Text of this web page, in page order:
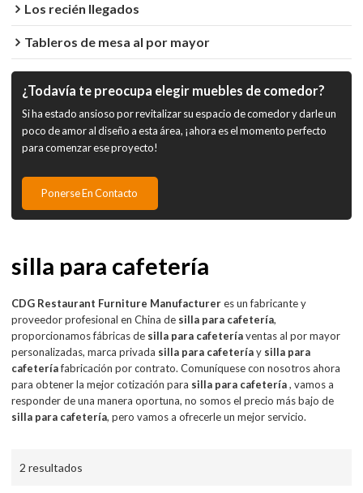
Los recién llegados
Tableros de mesa al por mayor
¿Todavía te preocupa elegir muebles de comedor?
Si ha estado ansioso por revitalizar su espacio de comedor y darle un
poco de amor al diseño a esta área, ¡ahora es el momento perfecto
para comenzar ese proyecto!
Ponerse En Contacto
silla para cafetería
CDG Restaurant Furniture Manufactureres un fabricante y
proveedor profesional en China de silla para cafetería,
proporcionamos fábricas de silla para cafeteríaventas al por mayor
personalizadas, marca privada silla para cafeteríay silla para
cafeteríafabricación por contrato. Comuníquese con nosotros ahora
para obtener la mejor cotización para silla para cafetería, vamos a
responder de una manera oportuna, no somos el precio más bajo de
silla para cafetería, pero vamos a ofrecerle un mejor servicio.
2 resultados